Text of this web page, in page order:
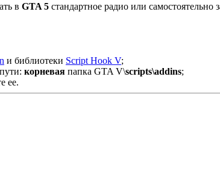
в GTA 5 стандартное радио или
и библиотеки Script Hook V;
корневая папка GTA V\scripts\addins;
ее.